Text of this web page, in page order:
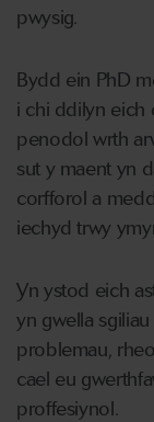
pwysig.
Bydd ein PhD
i chi ddilyn
penodol wrth
sut y maent yn
corfforol a
iechyd trwy
Yn ystod eich
yn gwella
problemau,
cael eu
proffesiynol.